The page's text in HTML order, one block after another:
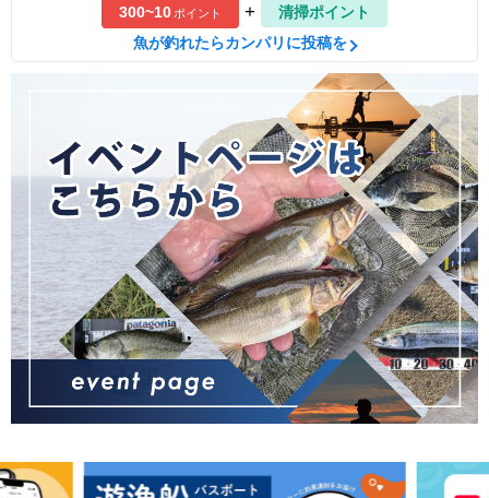
300~10ポイント +
清掃ポイント
魚が釣れたらカンパリに投稿を